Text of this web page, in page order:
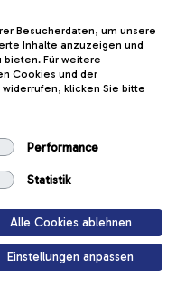
Besucherdaten, um unsere
Inhalte anzuzeigen und
Für weitere
Cookies und der
klicken Sie bitte
Performance
Statistik
Alle Cookies ablehnen
Einstellungen anpassen
Menschen im